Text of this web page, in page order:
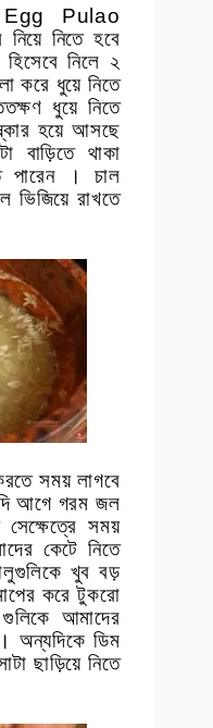
Egg Pulao
নিতে হবে
নিলে ২
করে ধুয়ে নিতে
ধুয়ে নিতে
হয়ে আসছে
বাড়িতে থাকা
পারেন । চাল
ভিজিয়ে রাখতে
সময় লাগবে
আগে গরম জল
সময়
কেটে নিতে
খুব বড়
করে টুকরো
আমাদের
অন্যদিকে ডিম
ছাড়িয়ে নিতে